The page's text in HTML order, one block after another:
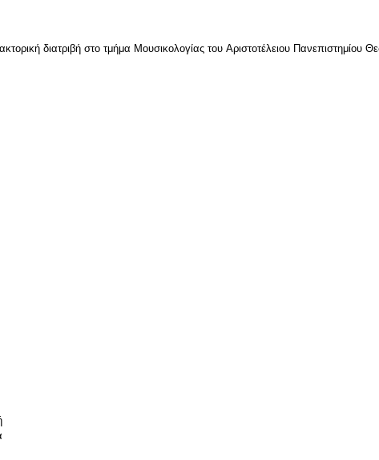
διατριβή στο τμήμα Μουσικολογίας του Αριστοτέλειου